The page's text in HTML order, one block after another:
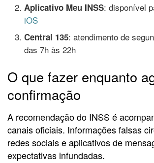
Aplicativo Meu INSS: disponível
iOS
Central 135: atendimento de
das 7h às 22h
O que fazer enquanto
confirmação
A recomendação do INSS é
canais oficiais. Informações falsas
redes sociais e aplicativos de
expectativas infundadas.